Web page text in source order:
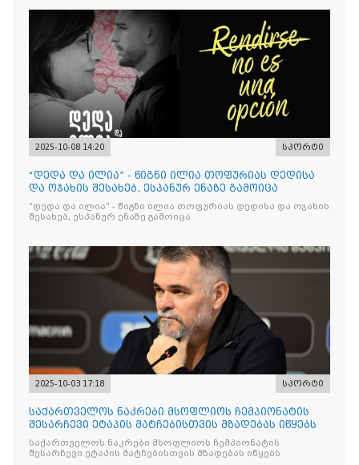
2025-10-08 14:20 სპორტი
“დედა და ილია” - წიგნი ილია თოფურიას დედისა
და ოჯახის შესახებ, ესპანურ ენაზე გამოიცა
“დედა და ილია” - წიგნი ილია თოფურიას დედისა და ოჯახის
შესახებ, ესპანურ ენაზე გამოიცა
2025-10-03 17:18 სპორტი
საქართველოს ნაკრები მსოფლიოს ჩემპიონატის
შესარჩევი ეტაპის მატჩებისთვის მზადებას იწყებს
საქართველოს ნაკრები მსოფლიოს ჩემპიონატის
შესარჩევი ეტაპის მატჩებისთვის მზადებას იწყებს